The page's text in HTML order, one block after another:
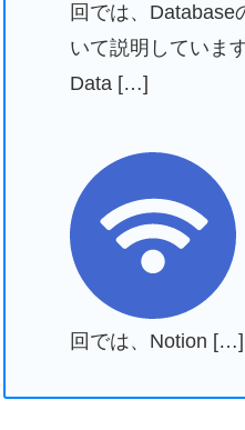
回では、Database
いて説明していま
Data […]
回では、Notion […]